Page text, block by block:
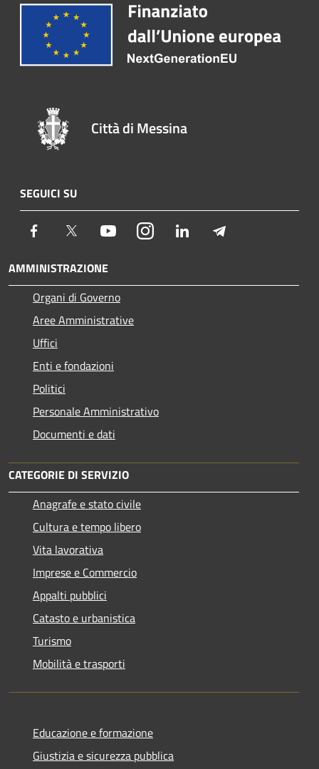
Città di Messina
SEGUICI SU
Facebook Twitter YoutubeInstagram LinkedIn
AMMINISTRAZIONE
Organi di Governo
Aree Amministrative
Uffici
Enti e fondazioni
Politici
Personale Amministrativo
Documenti e dati
CATEGORIE DI SERVIZIO
Anagrafe e stato civile
Cultura e tempo libero
Vita lavorativa
Imprese e Commercio
Appalti pubblici
Catasto e urbanistica
Turismo
Mobilità e trasporti
Educazione e formazione
Giustizia e sicurezza pubblica